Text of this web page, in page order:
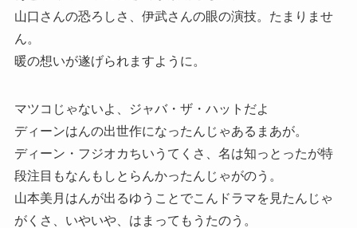
山口さんの恐ろしさ、伊武さんの眼の演技。たまりませ
ん。
暖の想いが遂げられますように。
マツコじゃないよ、ジャバ・ザ・ハットだよ
ディーンはんの出世作になったんじゃあるまあが。
ディーン・フジオカちいうてくさ、名は知っとったが特
段注目もなんもしとらんかったんじゃがのう。
山本美月はんが出るゆうことでこんドラマを見たんじゃ
がくさ、いやいや、はまってもうたのう。